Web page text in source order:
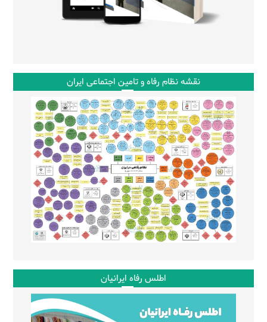
نقشه نظام رفاه و تامین اجتماعی ایران
اطلس رفاه ایرانیان